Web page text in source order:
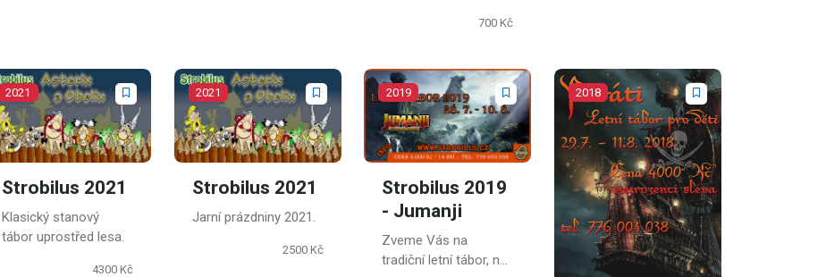
700 Kč
2021
Strobilus 2021
Klasický stanový
tábor uprostřed lesa.
4300 Kč
2021
Strobilus 2021
Jarní prázdniny 2021.
2500 Kč
2019
Strobilus 2019
- Jumanji
Zveme Vás na
tradiční letní tábor, na
2018